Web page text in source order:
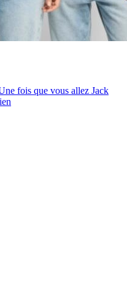
fois que vous allez Jack